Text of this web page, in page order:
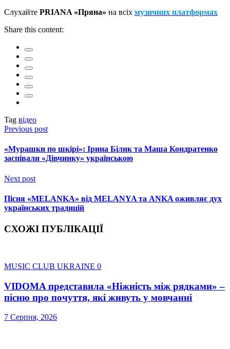
Слухайте PRIANA «Пряна» на всіх музичних платформах
Share this content:
Tag відео
Previous post
«Мурашки по шкірі»: Ірина Білик та Маша Кондратенко
заспівали «Дівчинку» українською
Next post
Пісня «MELANKA» від MELANYA та ANKA оживляє дух
українських традицій
СХОЖІ ПУБЛІКАЦІЇ
MUSIC CLUB UKRAINE 0
VIDOMA представила «Ніжність між рядками» –
пісню про почуття, які живуть у мовчанні
7 Серпня, 2026